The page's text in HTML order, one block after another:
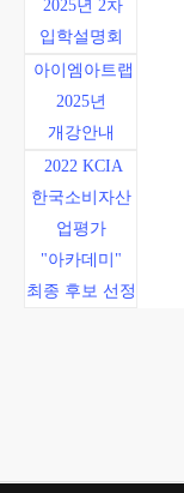
2025년 2차
입학설명회
아이엠아트랩
2025년
개강안내
2022 KCIA
한국소비자산
업평가
"아카데미"
최종 후보 선정